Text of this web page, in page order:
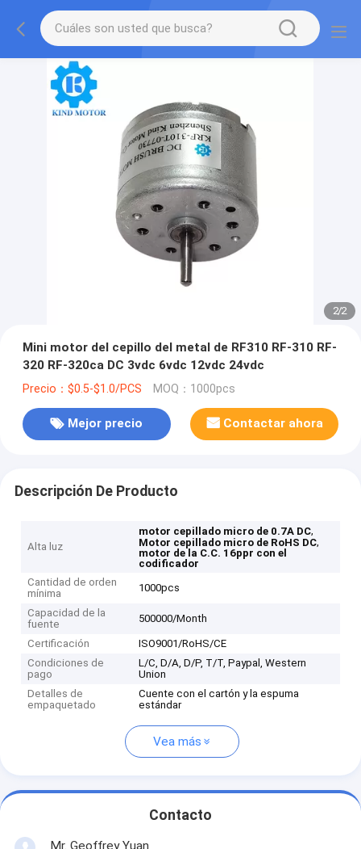
2/2
Mini motor del cepillo del metal de RF310 RF-310 RF-
320 RF-320ca DC 3vdc 6vdc 12vdc 24vdc
Precio：$0.5-$1.0/PCS MOQ：1000pcs
Mejor precio Contactar ahora
Descripción De Producto
Alta luz
motor cepillado micro de 0.7A DC,
Motor cepillado micro de RoHS DC,
motor de la C.C. 16ppr con el
codificador
Cantidad de orden
mínima
1000pcs
Capacidad de la
fuente
500000/Month
Certificación
ISO9001/RoHS/CE
Condiciones de
pago
L/C, D/A, D/P, T/T, Paypal, Western
Union
Detalles de
empaquetado
Cuente con el cartón y la espuma
estándar
Vea más
Contacto
Mr. Geoffrey Yuan